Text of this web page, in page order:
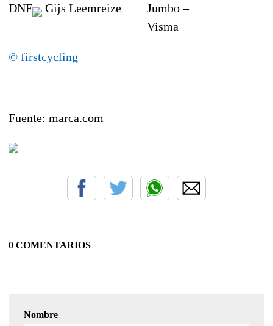
DNF Gijs Leemreize
Jumbo –
Visma
© firstcycling
Fuente: marca.com
0 COMENTARIOS
Nombre